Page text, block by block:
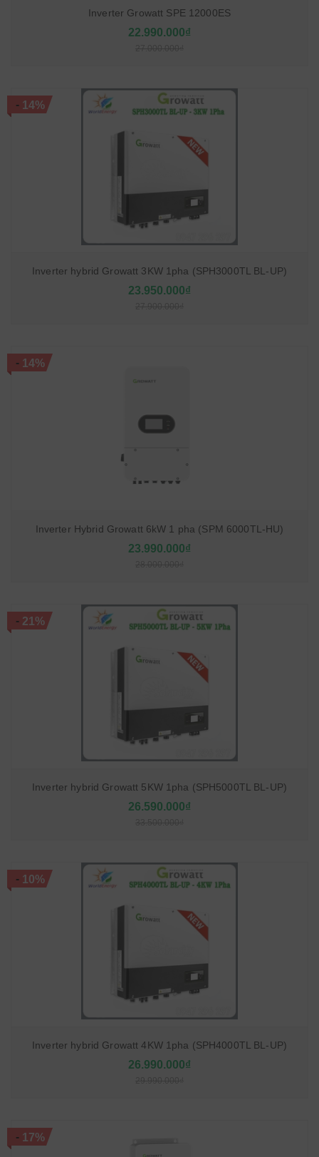
Inverter Growatt SPE 12000ES
22.990.000₫
-14%
Inverter hybrid Growatt 3KW 1pha (SPH3000TL BL-UP)
23.950.000₫
-14%
Inverter Hybrid Growatt 6kW 1 pha (SPM 6000TL-HU)
23.990.000₫
-21%
Inverter hybrid Growatt 5KW 1pha (SPH5000TL BL-UP)
26.590.000₫
-10%
Inverter hybrid Growatt 4KW 1pha (SPH4000TL BL-UP)
26.990.000₫
-17%